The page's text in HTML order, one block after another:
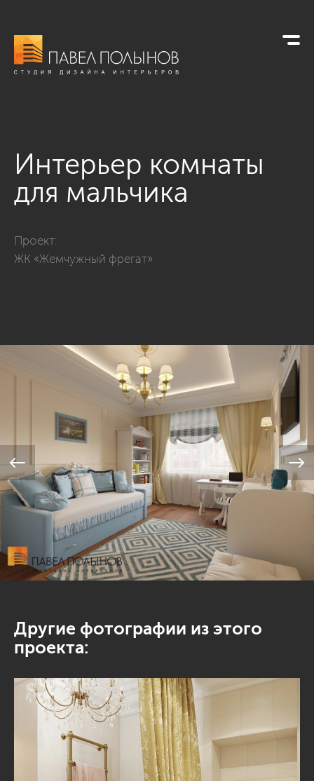
Интерьер комнаты
для мальчика
Проект:
ЖК «Жемчужный фрегат»
Другие фотографии из этого
проекта: